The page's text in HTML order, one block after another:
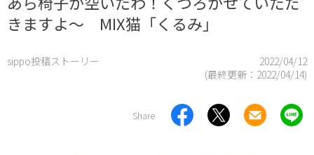
きますよ～ MIX猫「くるみ」
sippo投稿ストーリー
2022/04/12
(最終更新： 2022/04/14)
Share